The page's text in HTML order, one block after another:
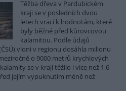
Těžba dřeva v Pardubickém
kraji se v posledních dvou
letech vrací k hodnotám, které
byly běžné před kůrovcovou
kalamitou. Podle údajů
vloni v regionu dosáhla milionu
o 9000 metrů krychlových
se v kraji těžilo i více než 1,6
jejím vypuknutím méně než